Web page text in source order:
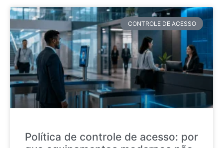
CONTROLE DE ACESSO
Política de controle de acesso: por